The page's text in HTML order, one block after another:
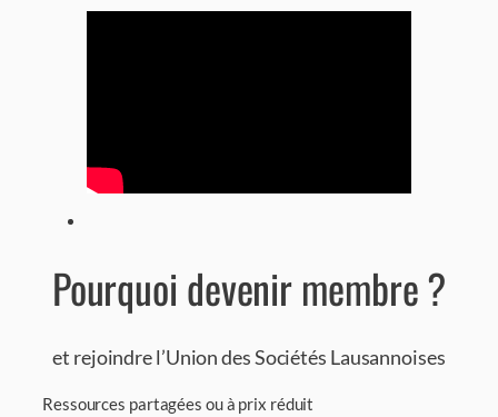
Pourquoi devenir membre ?
et rejoindre l’Union des Sociétés Lausannoises
Ressources partagées ou à prix réduit